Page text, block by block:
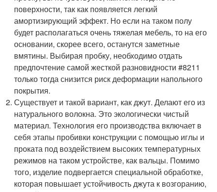
поверхности, так как появляется легкий
амортизирующий эффект. Но если на таком полу
будет располагаться очень тяжелая мебель, то на его
основании, скорее всего, останутся заметные
вмятины. Выбирая пробку, необходимо отдать
предпочтение самой жесткой разновидности #8211
только тогда снизится риск деформации напольного
покрытия.
Существует и такой вариант, как джут. Делают его из
натурального волокна. Это экологически чистый
материал. Технология его производства включает в
себя этапы пробивки конструкции с помощью иглы и
проката под воздействием высоких температурных
режимов на таком устройстве, как вальцы. Помимо
того, изделие подвергается специальной обработке,
которая повышает устойчивость джута к возгоранию,